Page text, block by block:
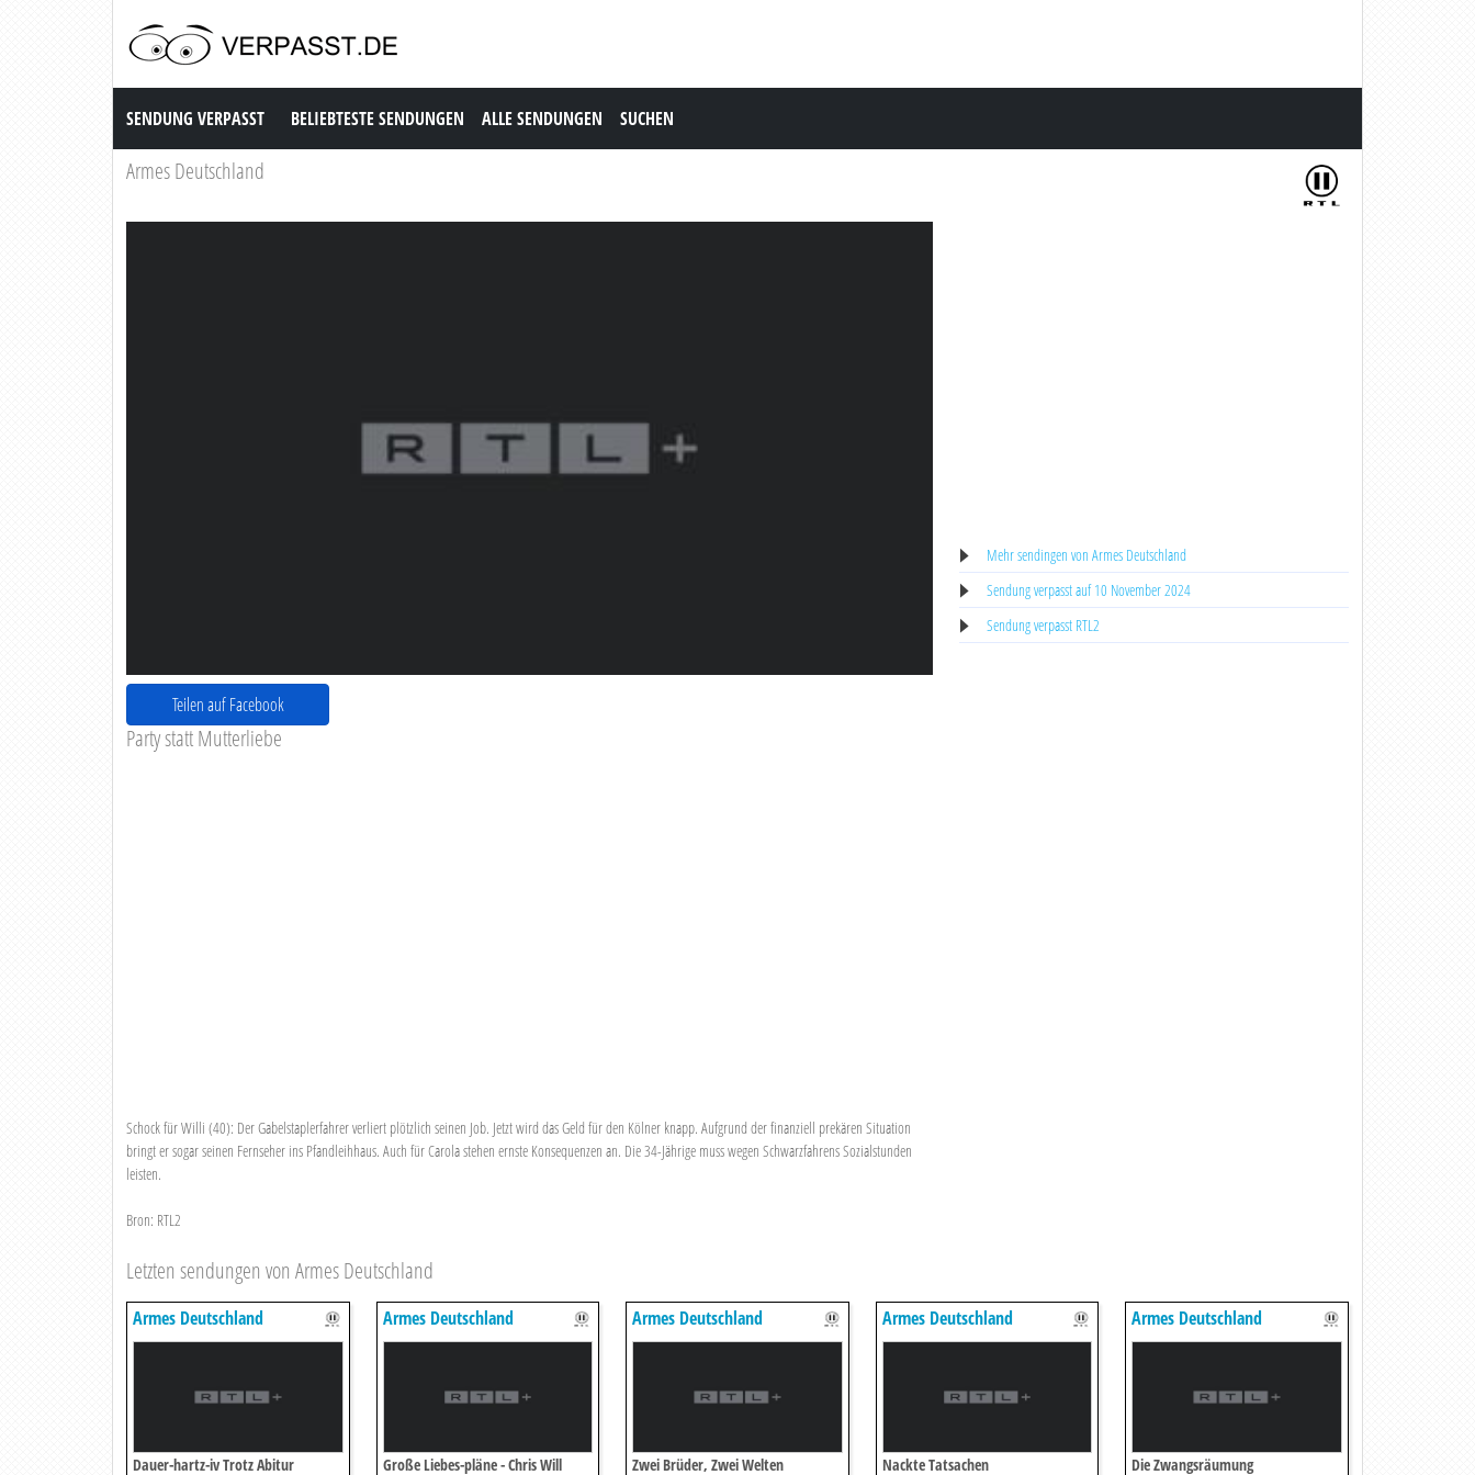
Sendung Verpasst
SENDUNG VERPASST BELIEBTESTE SENDUNGEN ALLE SENDUNGEN SUCHEN
Armes Deutschland
Teilen auf Facebook
Party statt Mutterliebe
Schock für Willi (40): Der Gabelstaplerfahrer verliert plötzlich seinen Job. Jetzt wird das Geld für den Kölner knapp. Aufgrund der finanziell prekären Situation
bringt er sogar seinen Fernseher ins Pfandleihhaus. Auch für Carola stehen ernste Konsequenzen an. Die 34-Jährige muss wegen Schwarzfahrens Sozialstunden
leisten.
Bron: RTL2
Mehr sendingen von Armes Deutschland
Sendung verpasst auf 10 November 2024
Sendung verpasst RTL2
Letzten sendungen von Armes Deutschland
Armes Deutschland
Dauer-hartz-iv Trotz Abitur
Armes Deutschland
Große Liebes-pläne - Chris Will
Armes Deutschland
Zwei Brüder, Zwei Welten
Armes Deutschland
Nackte Tatsachen
Armes Deutschland
Die Zwangsräumung